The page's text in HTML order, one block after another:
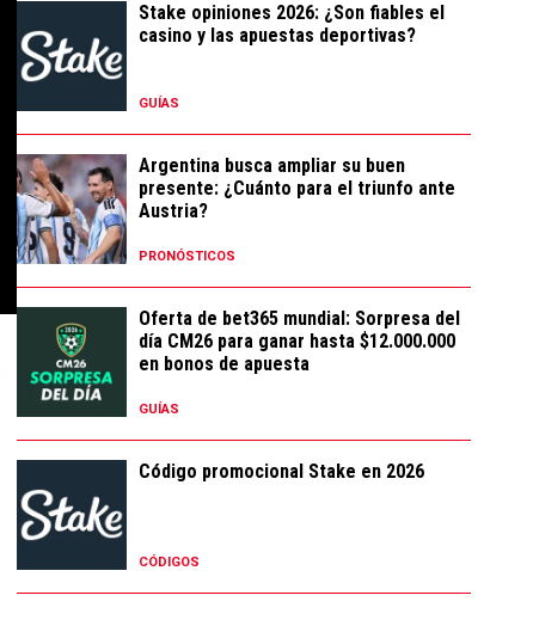
Stake opiniones 2026: ¿Son fiables el
casino y las apuestas deportivas?
GUÍAS
Argentina busca ampliar su buen
presente: ¿Cuánto para el triunfo ante
Austria?
PRONÓSTICOS
Oferta de bet365 mundial: Sorpresa del
día CM26 para ganar hasta $12.000.000
en bonos de apuesta
GUÍAS
Código promocional Stake en 2026
CÓDIGOS